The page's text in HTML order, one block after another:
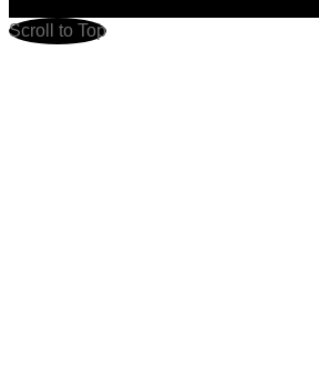
Scroll to Top